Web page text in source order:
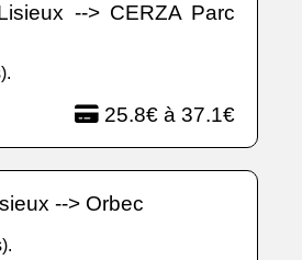
--> CERZA Parc
25.8€ à 37.1€
--> Orbec